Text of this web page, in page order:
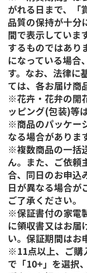
がれる日まで、「
品質の保持が十分
間で表示していま
するものではあり
になっている場合
す。なお、法律に
ては、各お届け商
※花卉・花弁の開
ッピング(包装)等
※商品のパッケー
なる場合がありま
※複数商品の一括
ん。また、ご依頼
合、同日のお申込
日が異なる場合が
ご了承ください。
※保証書付の家電
に領収書又はお届
い。保証期間はお
※11点以上、ご購
で「10+」を選択